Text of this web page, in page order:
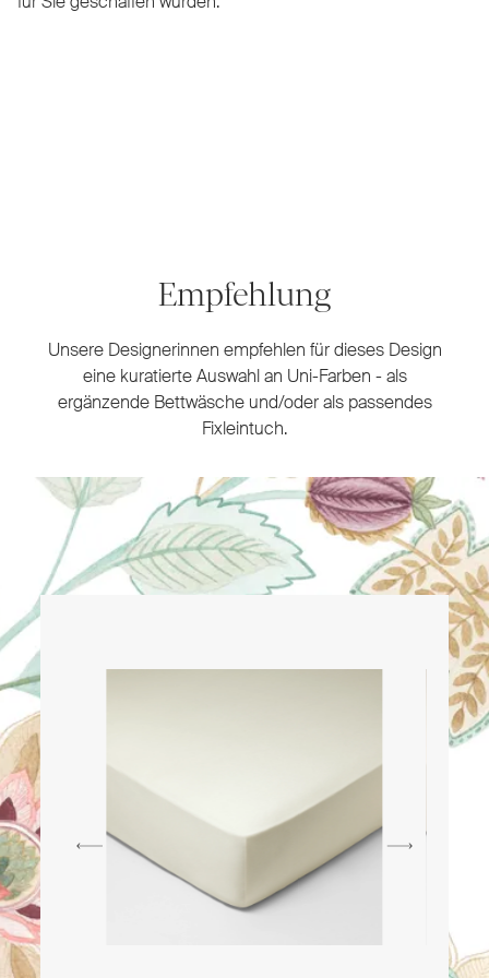
Empfehlung
Unsere Designerinnen empfehlen für dieses Design
eine kuratierte Auswahl an Uni-Farben - als
ergänzende Bettwäsche und/oder als passendes
Fixleintuch.